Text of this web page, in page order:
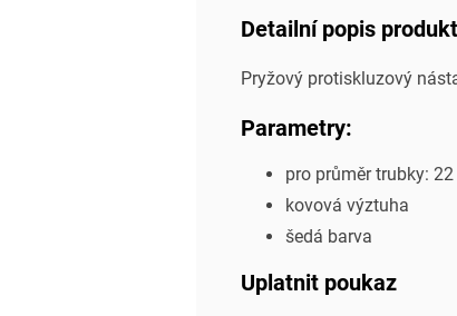
Detailní popis
Pryžový protiskluzový
Parametry:
pro průměr trubky:
kovová výztuha
šedá barva
Uplatnit poukaz